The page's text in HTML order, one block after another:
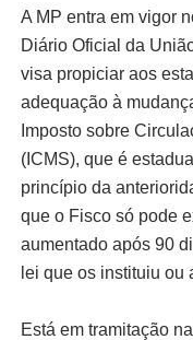
A MP entra em vigor
Diário Oficial da
visa propiciar aos
adequação à
Imposto sobre
(ICMS), que é
princípio da
que o Fisco só pode
aumentado após 90
lei que os instituiu ou
Está em tramitação